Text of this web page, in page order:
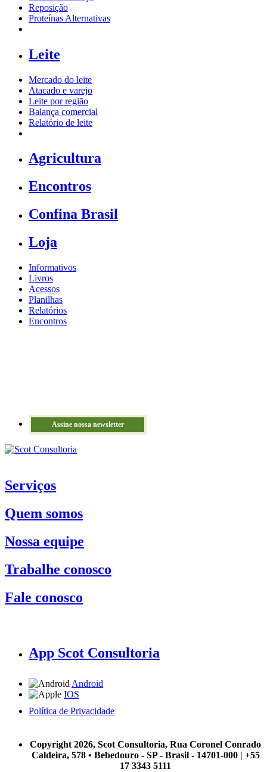
Reposição
Proteínas Alternativas
Leite
Mercado do leite
Atacado e varejo
Leite por região
Balança comercial
Relatório de leite
Agricultura
Encontros
Confina Brasil
Loja
Informativos
Livros
Acessos
Planilhas
Relatórios
Encontros
Assine nossa newsletter
Serviços
Quem somos
Nossa equipe
Trabalhe conosco
Fale conosco
App Scot Consultoria
Android
IOS
Política de Privacidade
Copyright 2026, Scot Consultoria, Rua Coronel Conrado
Caldeira, 578 • Bebedouro - SP - Brasil - 14701-000 | +55
17 3343 5111